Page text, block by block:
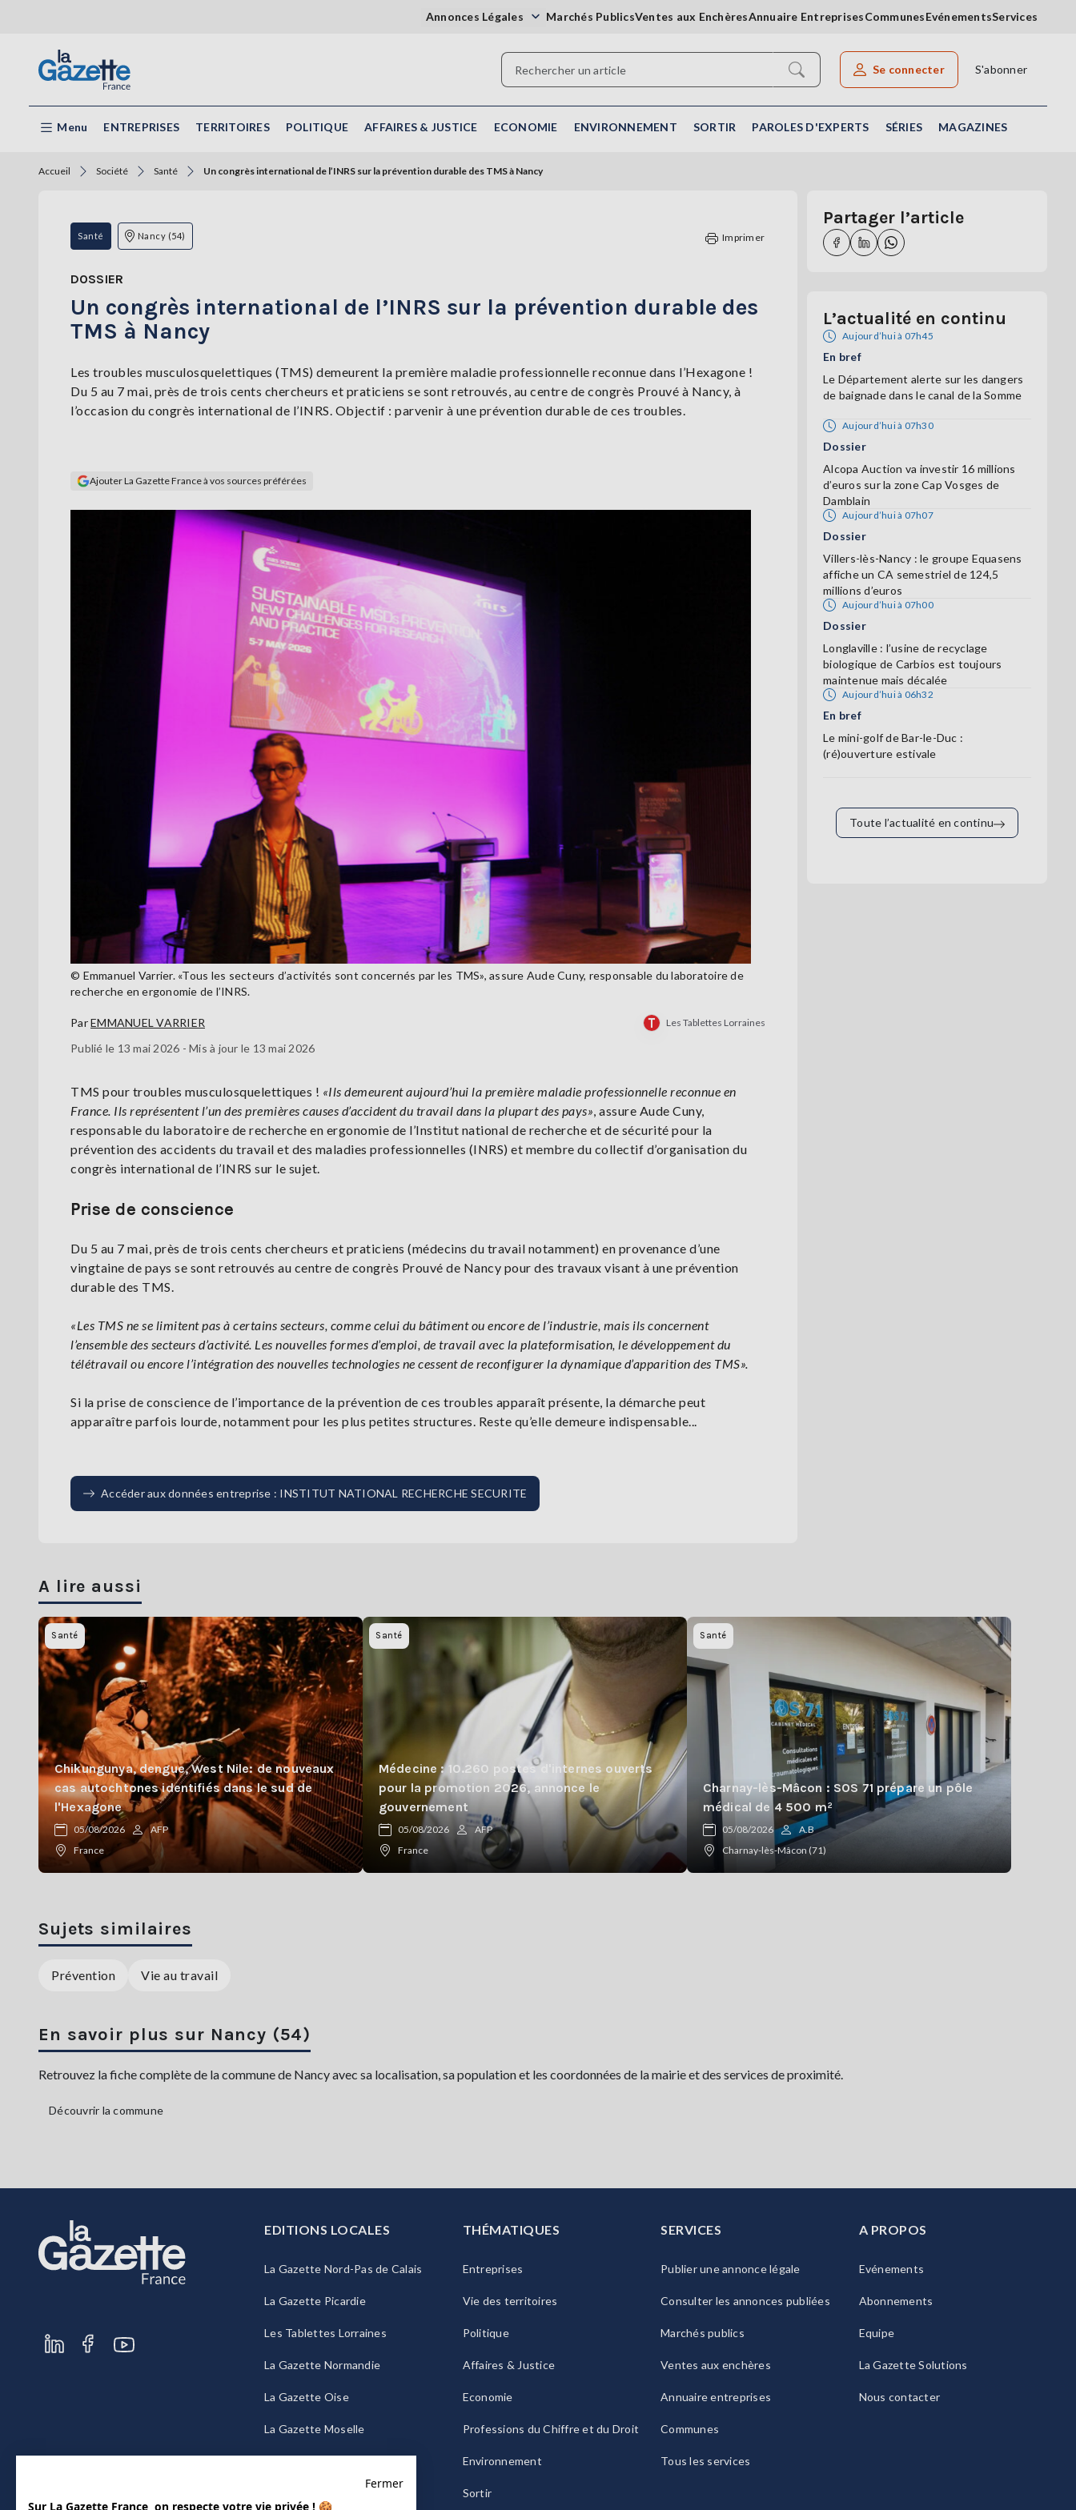
Annonces Légales Marchés PublicsVentes aux EnchèresAnnuaire EntreprisesCommunesEvénementsServices
Rechercher un article
Se connecter S'abonner
Menu ENTREPRISES TERRITOIRES POLITIQUE AFFAIRES & JUSTICE ECONOMIE ENVIRONNEMENT SORTIR PAROLES D'EXPERTS SÉRIES MAGAZINES
Accueil Société Santé Un congrès international de l’INRS sur la prévention durable des TMS à Nancy
Santé Nancy (54) Imprimer
DOSSIER
Un congrès international de l’INRS sur la prévention durable des
TMS à Nancy
Les troubles musculosquelettiques (TMS) demeurent la première maladie professionnelle reconnue dans l’Hexagone !
Du 5 au 7 mai, près de trois cents chercheurs et praticiens se sont retrouvés, au centre de congrès Prouvé à Nancy, à
l’occasion du congrès international de l’INRS. Objectif : parvenir à une prévention durable de ces troubles.
Ajouter La Gazette France à vos sources préférées
© Emmanuel Varrier. «Tous les secteurs d’activités sont concernés par les TMS», assure Aude Cuny, responsable du laboratoire de
recherche en ergonomie de l’INRS.
ParEMMANUEL VARRIER Les Tablettes Lorraines
Publié le 13 mai 2026 - Mis à jour le 13 mai 2026
TMS pour troubles musculosquelettiques ! «Ils demeurent aujourd’hui la première maladie professionnelle reconnue en
France. Ils représentent l’un des premières causes d’accident du travail dans la plupart des pays», assure Aude Cuny,
responsable du laboratoire de recherche en ergonomie de l’Institut national de recherche et de sécurité pour la
prévention des accidents du travail et des maladies professionnelles (INRS) et membre du collectif d’organisation du
congrès international de l’INRS sur le sujet.
Prise de conscience
Du 5 au 7 mai, près de trois cents chercheurs et praticiens (médecins du travail notamment) en provenance d’une
vingtaine de pays se sont retrouvés au centre de congrès Prouvé de Nancy pour des travaux visant à une prévention
durable des TMS.
«Les TMS ne se limitent pas à certains secteurs, comme celui du bâtiment ou encore de l’industrie, mais ils concernent
l’ensemble des secteurs d’activité. Les nouvelles formes d’emploi, de travail avec la plateformisation, le développement du
télétravail ou encore l’intégration des nouvelles technologies ne cessent de reconfigurer la dynamique d’apparition des TMS».
Si la prise de conscience de l’importance de la prévention de ces troubles apparaît présente, la démarche peut
apparaître parfois lourde, notamment pour les plus petites structures. Reste qu’elle demeure indispensable...
Accéder aux données entreprise : INSTITUT NATIONAL RECHERCHE SECURITE
Partager l’article
L’actualité en continu
Aujourd’hui à 07h45
En bref
Le Département alerte sur les dangers
de baignade dans le canal de la Somme
Aujourd’hui à 07h30
Dossier
Alcopa Auction va investir 16 millions
d’euros sur la zone Cap Vosges de
Damblain
Aujourd’hui à 07h07
Dossier
Villers-lès-Nancy : le groupe Equasens
affiche un CA semestriel de 124,5
millions d’euros
Aujourd’hui à 07h00
Dossier
Longlaville : l’usine de recyclage
biologique de Carbios est toujours
maintenue mais décalée
Aujourd’hui à 06h32
En bref
Le mini-golf de Bar-le-Duc :
(ré)ouverture estivale
Toute l’actualité en continu
A lire aussi
Santé
Chikungunya, dengue, West Nile: de nouveaux
cas autochtones identifiés dans le sud de
l'Hexagone
05/08/2026
AFP
France
Santé
Médecine : 10.260 postes d'internes ouverts
pour la promotion 2026, annonce le
gouvernement
05/08/2026
AFP
France
Santé
Charnay-lès-Mâcon : SOS 71 prépare un pôle
médical de 4 500 m²
05/08/2026
A.B
Charnay-lès-Mâcon (71)
Sujets similaires
Prévention Vie au travail
En savoir plus sur Nancy (54)
Retrouvez la fiche complète de la commune de Nancy avec sa localisation, sa population et les coordonnées de la mairie et des services de proximité.
Découvrir la commune
EDITIONS LOCALES
La Gazette Nord-Pas de Calais
La Gazette Picardie
Les Tablettes Lorraines
La Gazette Normandie
La Gazette Oise
La Gazette Moselle
THÉMATIQUES
Entreprises
Vie des territoires
Politique
Affaires & Justice
Economie
Professions du Chiffre et du Droit
Environnement
Sortir
SERVICES
Publier une annonce légale
Consulter les annonces publiées
Marchés publics
Ventes aux enchères
Annuaire entreprises
Communes
Tous les services
A PROPOS
Evénements
Abonnements
Equipe
La Gazette Solutions
Nous contacter
Fermer
Sur La Gazette France, on respecte votre vie privée ! 🍪